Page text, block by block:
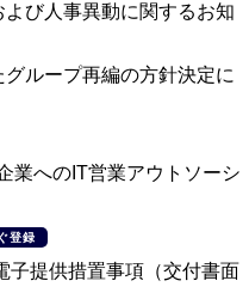
び人事異動に関するお知
ループ再編の方針決定に
業へのIT営業アウトソーシ
登録
子提供措置事項（交付書面